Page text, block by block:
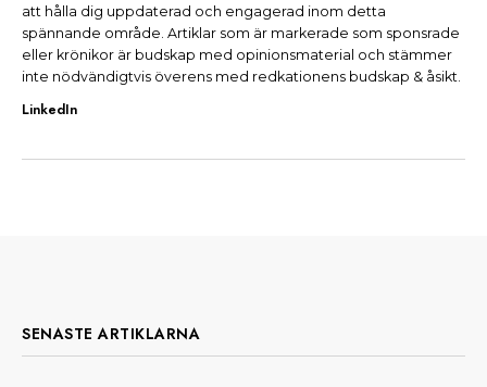
att hålla dig uppdaterad och engagerad inom detta
spännande område. Artiklar som är markerade som sponsrade
eller krönikor är budskap med opinionsmaterial och stämmer
inte nödvändigtvis överens med redkationens budskap & åsikt.
LinkedIn
SENASTE ARTIKLARNA